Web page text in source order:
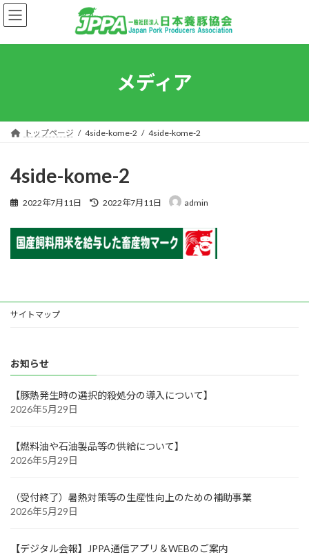
コ
ン
ン
ナ
ビ
ー
メディア
トップページ 4side-kome-2 4side-kome-2
4side-kome-2
2022年7月11日
最
新
日
時
2022年7月11日 admin
サイトマップ
お知らせ
【豚熱発生時の選択的殺処分の導入について】
2026年5月29日
【燃料油や石油製品等の供給について】
2026年5月29日
（受付終了）暑熱対策等の生産性向上のための補助事業
2026年5月29日
【デジタル会報】JPPA通信アプリ＆WEBのご案内
組織概要
入会案内
事業内容
リンク集